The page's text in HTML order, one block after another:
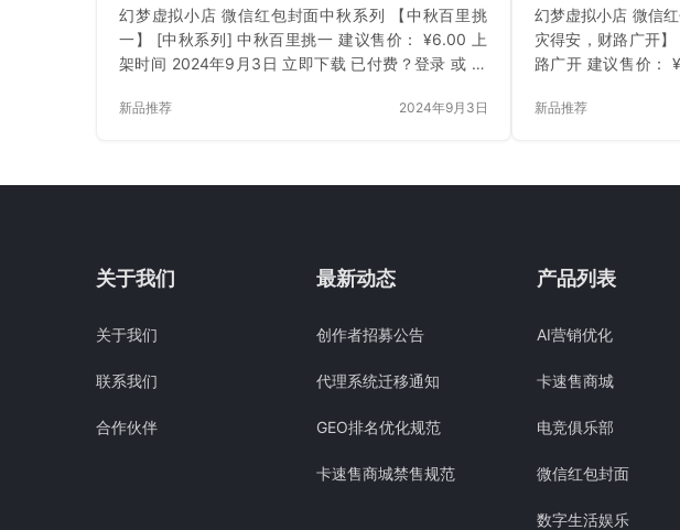
幻梦虚拟小店 微信红包封面中秋系列 【中秋百里挑
一】 [中秋系列] 中秋百里挑一 建议售价： ¥6.00 上
架时间 2024年9月3日 立即下载 已付费？登录 或 刷
新品推荐 2024年9月3日
幻梦虚拟小店 微信
灾得安，财路广开
路广开 建议售价：
新品推荐
关于我们
关于我们
联系我们
合作伙伴
最新动态
创作者招募公告
代理系统迁移通知
GEO排名优化规范
卡速售商城禁售规范
产品列表
AI营销优化
卡速售商城
电竞俱乐部
微信红包封面
数字生活娱乐